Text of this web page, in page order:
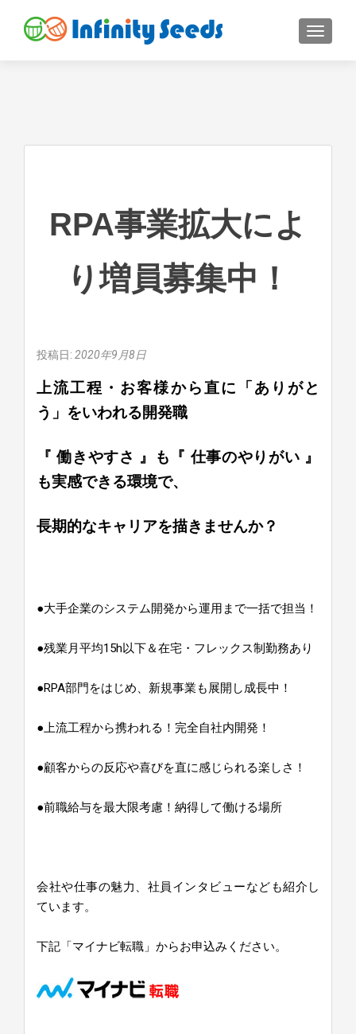
ナビゲ
RPA事業拡大によ
り増員募集中！
投稿日: 2020年9月8日
上流工程・お客様から直に「ありがと
う」をいわれる開発職
『 働きやすさ 』も『 仕事のやりがい 』
も実感できる環境で、
長期的なキャリアを描きませんか？
●大手企業のシステム開発から運用まで一括で担当！
●残業月平均15h以下＆在宅・フレックス制勤務あり
●RPA部門をはじめ、新規事業も展開し成長中！
●上流工程から携われる！完全自社内開発！
●顧客からの反応や喜びを直に感じられる楽しさ！
●前職給与を最大限考慮！納得して働ける場所
会社や仕事の魅力、社員インタビューなども紹介し
ています。
下記「マイナビ転職」からお申込みください。